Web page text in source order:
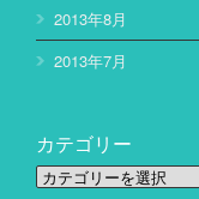
2013年8月
2013年7月
カテゴリー
カ